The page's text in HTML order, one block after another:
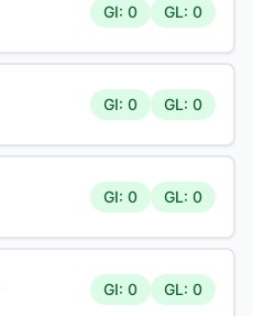
GI: 0 GL: 0
GI: 0 GL: 0
GI: 0 GL: 0
GI: 0 GL: 0